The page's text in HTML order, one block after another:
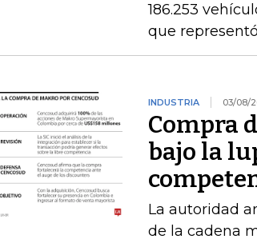
186.253
que
INDUSTRIA 03/08/
Compra
bajo la
La autoridad
de la cadena